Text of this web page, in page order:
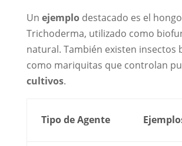
Un ejemplodestacado es el hongo
Trichoderma, utilizado como
natural. También existen insectos
como mariquitas que controlan
cultivos.
Tipo de Agente